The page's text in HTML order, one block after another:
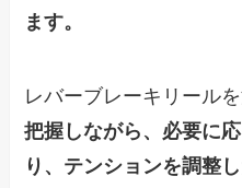
ます。
レバーブレーキリール
把握しながら、必要に
り、テンションを調整